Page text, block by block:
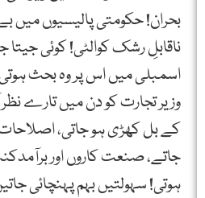
بحران! حکومتی پالیسیوں میں
ناقابلِ رشک کوالٹی! کوئی جیتا
اسمبلی میں اس پر وہ بحث ہوتی
وزیر تجارت کو دن میں تارے
کے بل کھڑی ہو جاتی،
جاتے، صنعت کاروں اور
ہوتی! سہولتیں بہم پہنچائی